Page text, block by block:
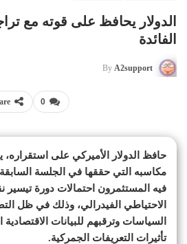
الدولار يحافظ على قوته مع
الفائدة
By A2support
0
حافظ الدولار الأميركي على
مكاسبه التي حققها في الجلسة
فيه المستثمرون احتمالات دورة
الاحتياطي الفيدرالي، وذلك في ظل
السياسات وترقبهم للبيانات
تأثيرات التعريفات الجمركية.